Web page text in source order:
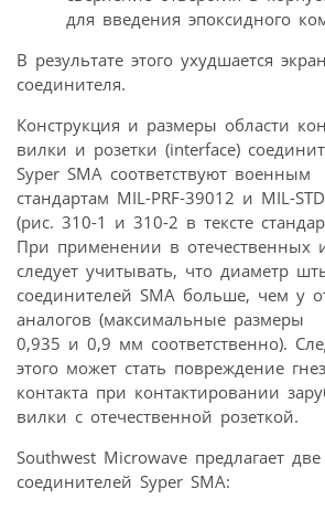
для введения эпоксидного
В результате этого ухудшается
соединителя.
Конструкция и размеры области
вилки и розетки (interface)
Syper SMA соответствуют военным
стандартам MIL-PRF-39012 и MIL-
(рис. 310-1 и 310-2 в тексте
При применении в отечественных
следует учитывать, что диаметр
соединителей SMA больше, чем у
аналогов (максимальные размеры
0,935 и 0,9 мм соответственно).
этого может стать повреждение
контакта при контактировании
вилки с отечественной розеткой.
Southwest Microwave предлагает
соединителей Syper SMA: